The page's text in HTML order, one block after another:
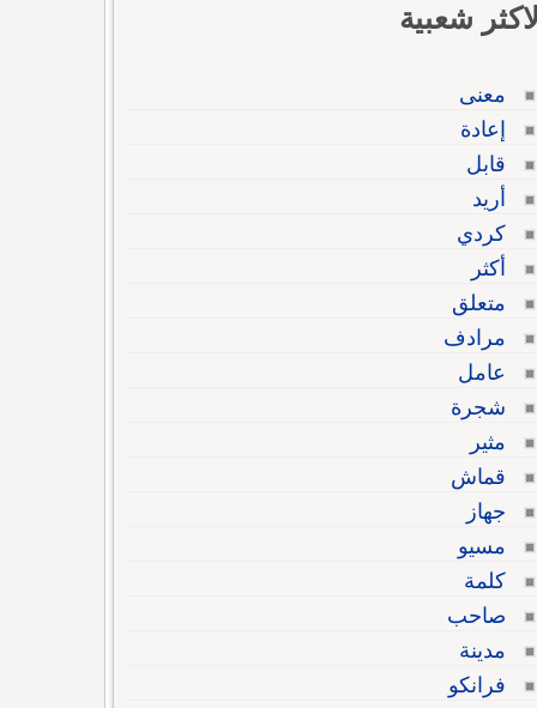
الاكثر شعبية
معنى
إعادة
قابل
أريد
كردي
أكثر
متعلق
مرادف
عامل
شجرة
مثير
قماش
جهاز
مسيو
كلمة
صاحب
مدينة
فرانكو